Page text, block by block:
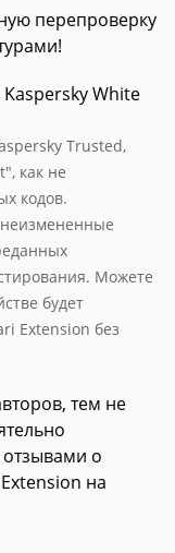
перепроверку
White
Trusted,
как не
кодов.
Можете
будет
Extension без
тем не
о
на